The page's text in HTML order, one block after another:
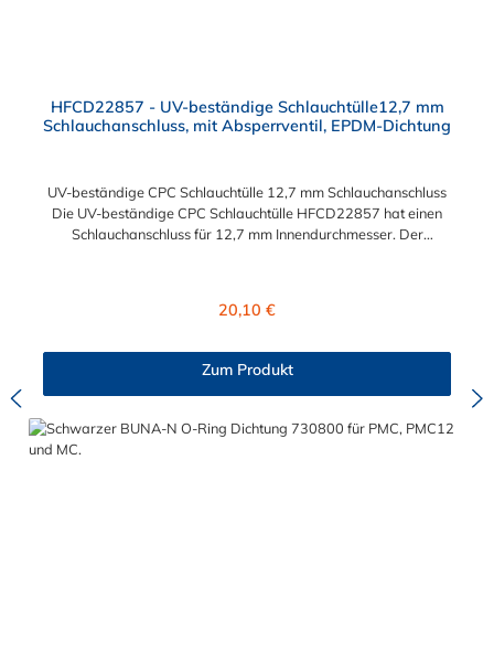
HFCD22857 - UV-beständige Schlauchtülle12,7 mm
Schlauchanschluss, mit Absperrventil, EPDM-Dichtung
UV-beständige CPC Schlauchtülle 12,7 mm Schlauchanschluss
Die UV-beständige CPC Schlauchtülle HFCD22857 hat einen
Schlauchanschluss für 12,7 mm Innendurchmesser. Der
diese UV-beständige CPC Schlauchtülle mit allen Kupplungen
der HFC12- und HFC35/57-Serie kombinieren.
Regulärer Preis:
20,10 €
Zum Produkt